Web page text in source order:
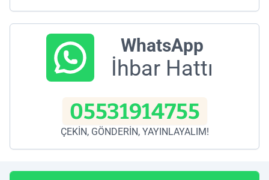
WhatsApp
İhbar Hattı
05531914755
ÇEKİN, GÖNDERİN, YAYINLAYALIM!